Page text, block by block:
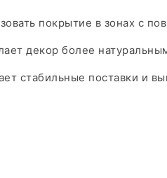
покрытие в зонах с
декор более
стабильные поставки и